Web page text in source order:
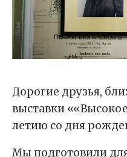
Дорогие друзья,
выставки
летию со дня
Мы подготовили